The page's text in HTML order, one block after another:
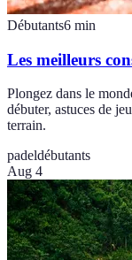
Débutants6 min
Les meilleurs
Plongez dans le
débuter, astuces de
terrain.
padeldébutants
Aug 4